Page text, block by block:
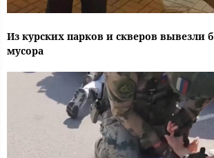
Из курских парков и скверов вывезли
мусора